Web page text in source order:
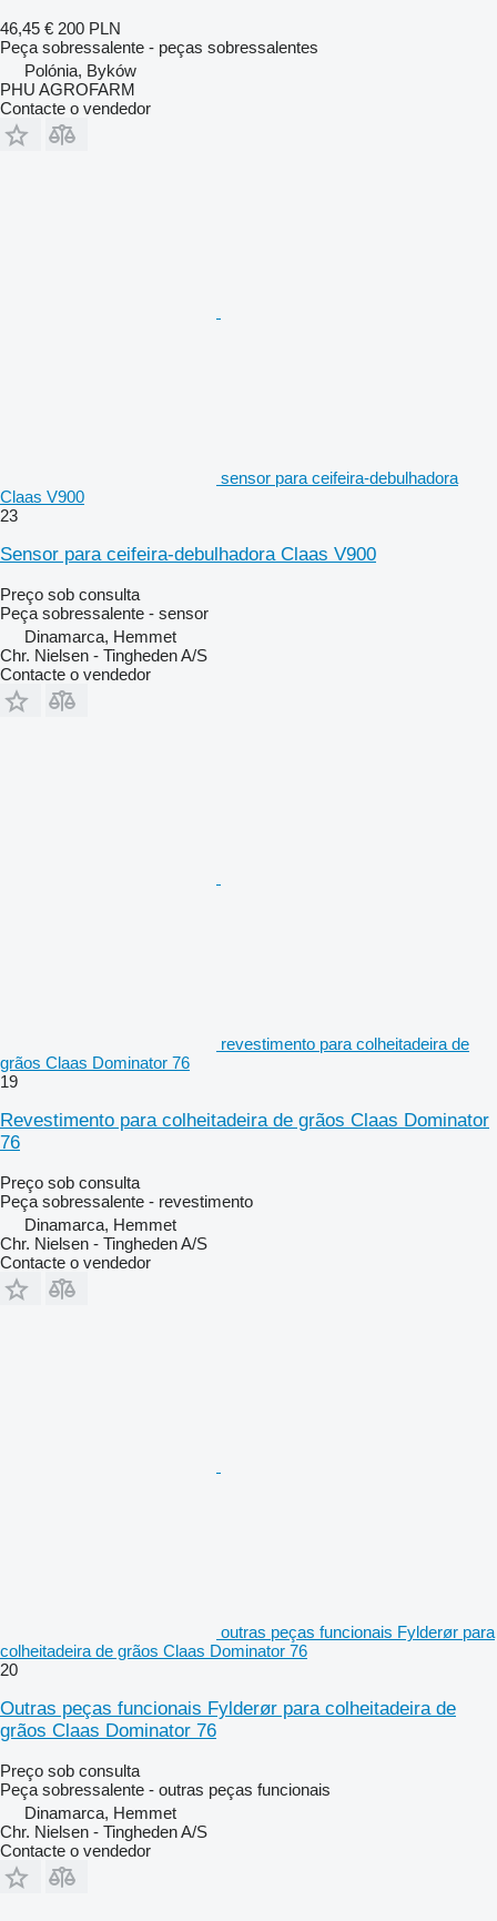
46,45 € 200 PLN
Peça sobressalente - peças sobressalentes
Polónia, Byków
PHU AGROFARM
Contacte o vendedor
sensor para ceifeira-debulhadora
Claas V900
23
Sensor para ceifeira-debulhadora Claas V900
Preço sob consulta
Peça sobressalente - sensor
Dinamarca, Hemmet
Chr. Nielsen - Tingheden A/S
Contacte o vendedor
revestimento para colheitadeira de
grãos Claas Dominator 76
19
Revestimento para colheitadeira de grãos Claas Dominator
76
Preço sob consulta
Peça sobressalente - revestimento
Dinamarca, Hemmet
Chr. Nielsen - Tingheden A/S
Contacte o vendedor
outras peças funcionais Fylderør para
colheitadeira de grãos Claas Dominator 76
20
Outras peças funcionais Fylderør para colheitadeira de
grãos Claas Dominator 76
Preço sob consulta
Peça sobressalente - outras peças funcionais
Dinamarca, Hemmet
Chr. Nielsen - Tingheden A/S
Contacte o vendedor